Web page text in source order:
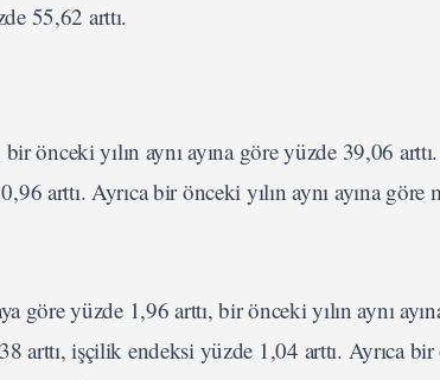
55,62 arttı.
önceki yılın aynı ayına göre yüzde 39,06
arttı. Ayrıca bir önceki yılın aynı ayına göre
göre yüzde 1,96 arttı, bir önceki yılın aynı
arttı, işçilik endeksi yüzde 1,04 arttı. Ayrıca bir